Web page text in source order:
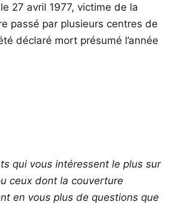
27 avril 1977, victime de la
passé par plusieurs centres de
déclaré mort présumé l’année
qui vous intéressent le plus sur
ceux dont la couverture
en vous plus de questions que